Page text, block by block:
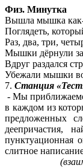
Физ. Минутка
Вышла мышка как-
Поглядеть,
Раз, два, три,
Мышки дёрнули
Вдруг раздался
Убежали мышки
7. Станция
- Мы
в каждом из
предложенных
деепричастия,
пунктуационная
слитное